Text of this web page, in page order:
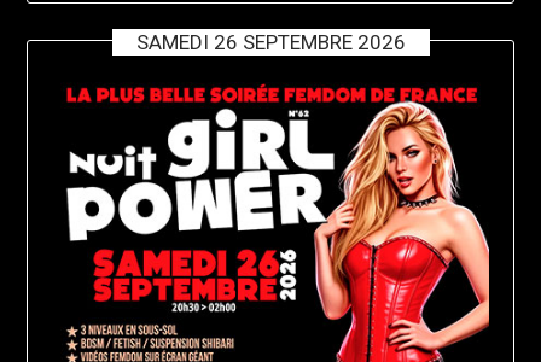
SAMEDI 26 SEPTEMBRE 2026